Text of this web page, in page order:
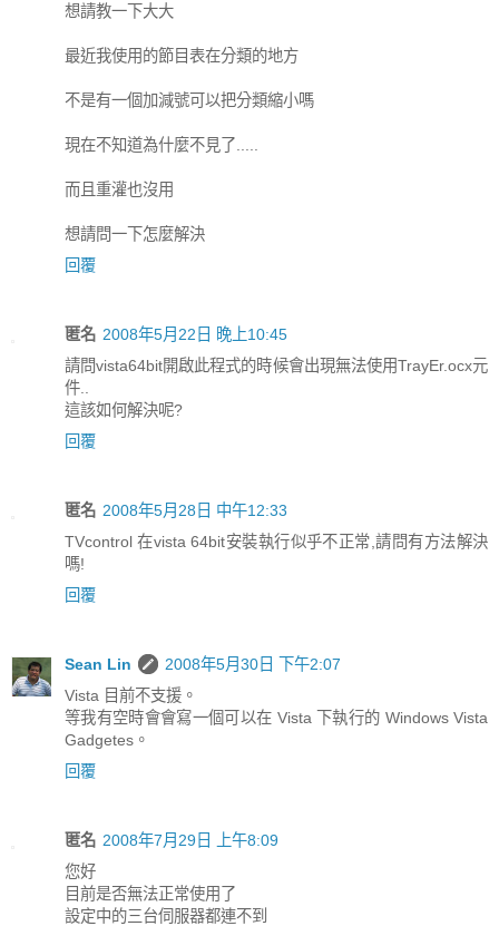
想請教一下大大
最近我使用的節目表在分類的地方
不是有一個加減號可以把分類縮小嗎
現在不知道為什麼不見了.....
而且重灌也沒用
想請問一下怎麼解決
回覆
匿名 2008年5月22日 晚上10:45
請問vista64bit開啟此程式的時候會出現無法使用TrayEr.ocx元
件..
這該如何解決呢?
回覆
匿名 2008年5月28日 中午12:33
TVcontrol 在vista 64bit安裝執行似乎不正常,請問有方法解決
嗎!
回覆
Sean Lin
2008年5月30日 下午2:07
Vista 目前不支援。
等我有空時會會寫一個可以在 Vista 下執行的 Windows Vista
Gadgetes。
回覆
匿名 2008年7月29日 上午8:09
您好
目前是否無法正常使用了
設定中的三台伺服器都連不到